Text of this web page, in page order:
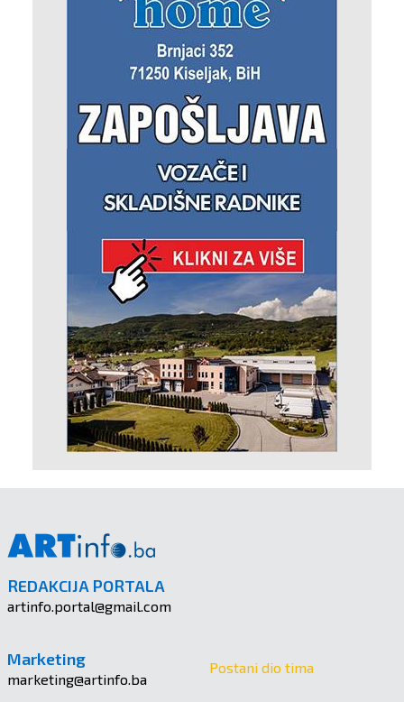
REDAKCIJA PORTALA
artinfo.portal@gmail.com
Marketing
marketing@artinfo.ba
Postani dio tima